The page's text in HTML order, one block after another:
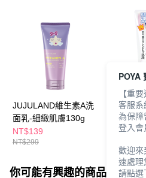
JUJULAND維生素A洗
面乳-細緻肌膚130g
NT$139
NT$299
SANA豆
面乳150g
NT$259
你可能有興趣的商品 全站排
POYA
【重要
客服系
為保
登入會
歡迎來
速處理
請點選